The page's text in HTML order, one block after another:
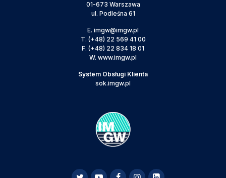
01-673 Warszawa
ul. Podleśna 61
E. imgw@imgw.pl
T. (+48) 22 569 41 00
F. (+48) 22 834 18 01
W. www.imgw.pl
System Obsługi Klienta
sok.imgw.pl